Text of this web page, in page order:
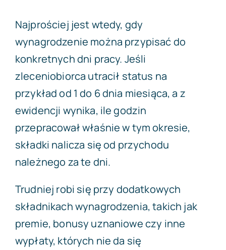
Najprościej jest wtedy, gdy
wynagrodzenie można przypisać do
konkretnych dni pracy. Jeśli
zleceniobiorca utracił status na
przykład od 1 do 6 dnia miesiąca, a z
ewidencji wynika, ile godzin
przepracował właśnie w tym okresie,
składki nalicza się od przychodu
należnego za te dni.
Trudniej robi się przy dodatkowych
składnikach wynagrodzenia, takich jak
premie, bonusy uznaniowe czy inne
wypłaty, których nie da się